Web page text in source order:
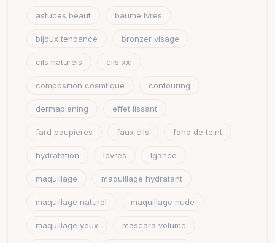
astuces beaut baume lvres
bijoux tendance bronzer visage
cils naturels cils xxl
composition cosmtique contouring
dermaplaning effet lissant
fard paupieres faux cils fond de teint
hydratation levres lgance
maquillage maquillage hydratant
maquillage naturel maquillage nude
maquillage yeux mascara volume